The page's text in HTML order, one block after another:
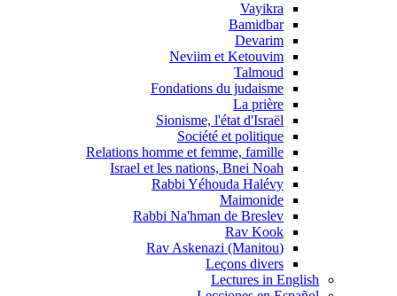
Vayikra
Bamidbar
Devarim
Neviim et Ketouvim
Talmoud
Fondations du judaisme
La prière
Sionisme, l'état d'Israël
Société et politique
Relations homme et femme, famille
Israel et les nations, Bnei Noah
Rabbi Yéhouda Halévy
Maimonide
Rabbi Na'hman de Breslev
Rav Kook
(Rav Askenazi (Manitou
Leçons divers
Lectures in English